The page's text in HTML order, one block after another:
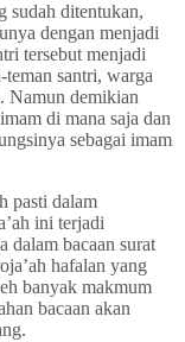
sudah ditentukan,
dengan menjadi
tersebut menjadi
teman santri, warga
Namun demikian
di mana saja dan
sebagai imam
pasti dalam
ini terjadi
dalam bacaan surat
hafalan yang
banyak makmum
bacaan akan